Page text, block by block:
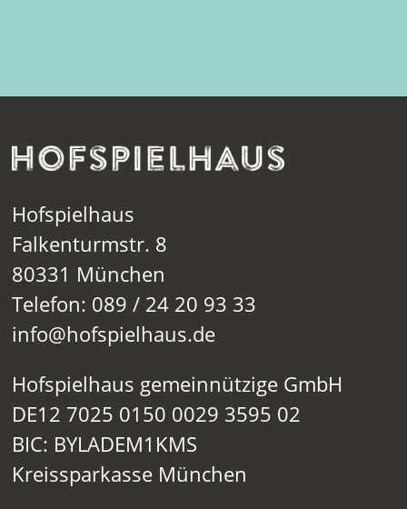
Hofspielhaus
Falkenturmstr. 8
80331 München
Telefon: 089 / 24 20 93 33
info@hofspielhaus.de
Hofspielhaus gemeinnützige GmbH
DE12 7025 0150 0029 3595 02
BIC: BYLADEM1KMS
Kreissparkasse München